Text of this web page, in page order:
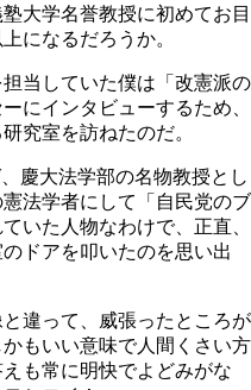
塾大学名誉教授に初めてお目
になるだろうか。
当していた僕は「改憲派の
にインタビューするため、
究室を訪ねたのだ。
慶大法学部の名物教授とし
法学者にして「自民党のブ
いた人物なわけで、正直、
ドアを叩いたのを思い出
違って、威張ったところが
もいい意味で人間くさい方
も常に明快でよどみがな